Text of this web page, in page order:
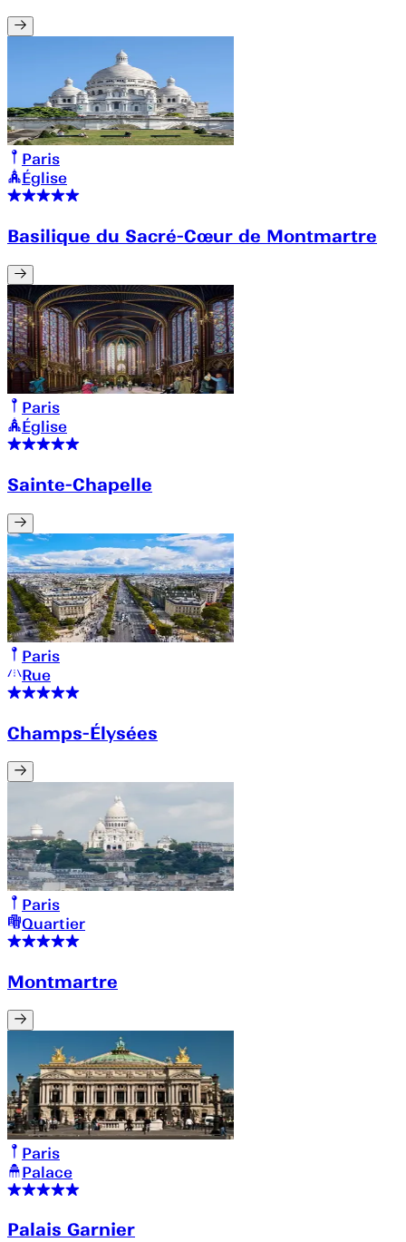
Paris
Église
Basilique du Sacré-Cœur de Montmartre
Paris
Église
Sainte-Chapelle
Paris
Rue
Champs-Élysées
Paris
Quartier
Montmartre
Paris
Palace
Palais Garnier